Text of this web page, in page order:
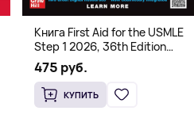
Книга First Aid for the USMLE
Step 1 2026, 36th Edition
(Мягкий переплет,
Английский язык)
475 руб.
КУПИТЬ